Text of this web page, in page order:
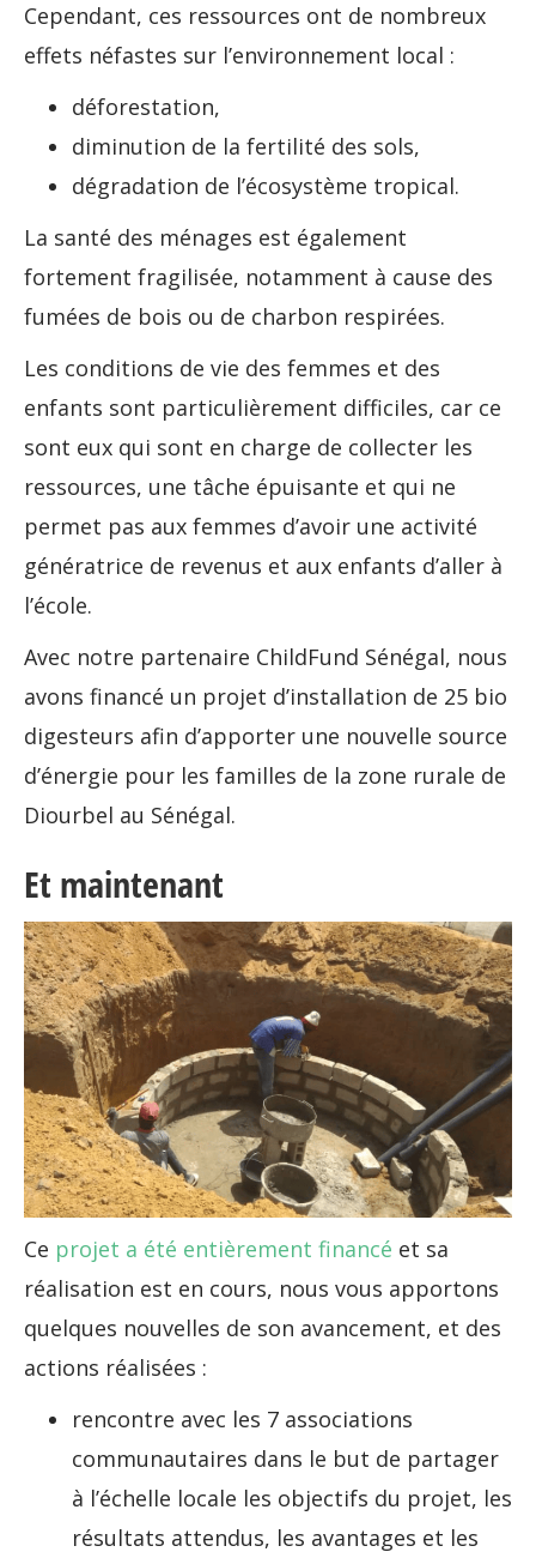
Cependant, ces ressources ont de nombreux
effets néfastes sur l’environnement local :
déforestation,
diminution de la fertilité des sols,
dégradation de l’écosystème tropical.
La santé des ménages est également
fortement fragilisée, notamment à cause des
fumées de bois ou de charbon respirées.
Les conditions de vie des femmes et des
enfants sont particulièrement difficiles, car ce
sont eux qui sont en charge de collecter les
ressources, une tâche épuisante et qui ne
permet pas aux femmes d’avoir une activité
génératrice de revenus et aux enfants d’aller à
l’école.
Avec notre partenaire ChildFund Sénégal, nous
avons financé un projet d’installation de 25 bio
digesteurs afin d’apporter une nouvelle source
d’énergie pour les familles de la zone rurale de
Diourbel au Sénégal.
Et maintenant
Ce projet a été entièrement financé et sa
réalisation est en cours, nous vous apportons
quelques nouvelles de son avancement, et des
actions réalisées :
rencontre avec les 7 associations
communautaires dans le but de partager
à l’échelle locale les objectifs du projet, les
résultats attendus, les avantages et les